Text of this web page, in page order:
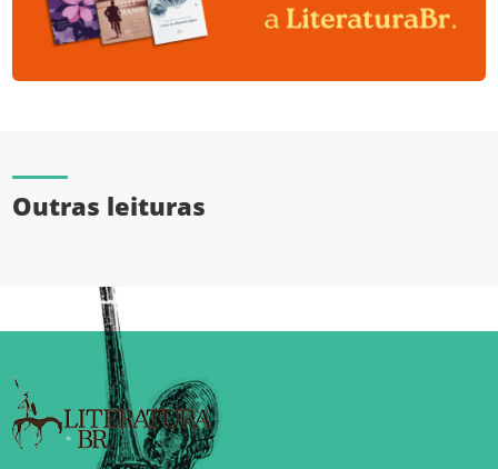
Outras leituras